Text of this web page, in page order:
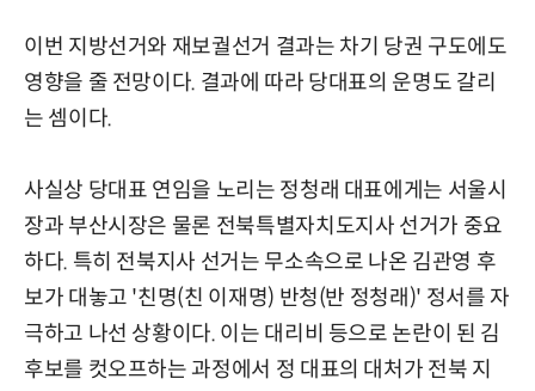
이번 지방선거와 재보궐선거 결과는 차기 당권 구도에도
영향을 줄 전망이다. 결과에 따라 당대표의 운명도 갈리
는 셈이다.
사실상 당대표 연임을 노리는 정청래 대표에게는 서울시
장과 부산시장은 물론 전북특별자치도지사 선거가 중요
하다. 특히 전북지사 선거는 무소속으로 나온 김관영 후
보가 대놓고 '친명(친 이재명) 반청(반 정청래)' 정서를 자
극하고 나선 상황이다. 이는 대리비 등으로 논란이 된 김
후보를 컷오프하는 과정에서 정 대표의 대처가 전북 지